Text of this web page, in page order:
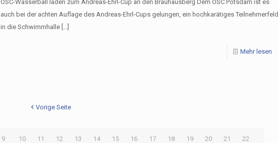
OSC-Wasserball laden zum Andreas-Ehrl-Cup an den Brauhausberg Dem OSC Potsdam ist es
auch bei der achten Auflage des Andreas-Ehrl-Cups gelungen, ein hochkarätiges Teilnehmerfeld
in die Schwimmhalle[…]
Mehr lesen
Vorige Seite
9 10 11 12 13 14 15 16 17 18 19 20 21 22